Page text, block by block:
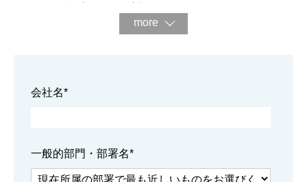
more
会社名*
一般的部門・部署名*